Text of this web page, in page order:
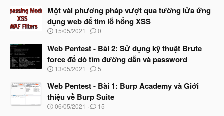
đ
ầ
u
à
y
b
ắ
đ
ầ
u
Một vài phương pháp vượt qua tường lửa ứng
dụng web để tìm lỗ hổng XSS
N
à
y
b
ắ
đ
ầ
u
15/05/2021 0
Web Pentest - Bài 2: Sử dụng kỹ thuật Brute
force để dò tìm đường dẫn và password
N
à
b
ắ
13/05/2021 5
Web Pentest - Bài 1: Burp Academy và Giới
thiệu về Burp Suite
N
06/05/2021 15